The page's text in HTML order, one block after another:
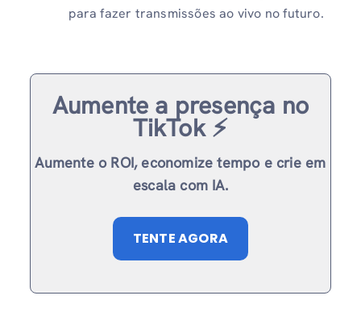
para fazer transmissões ao vivo no futuro.
Aumente a presença no
TikTok ⚡️
Aumente o ROI, economize tempo e crie em
escala com IA.
TENTE AGORA